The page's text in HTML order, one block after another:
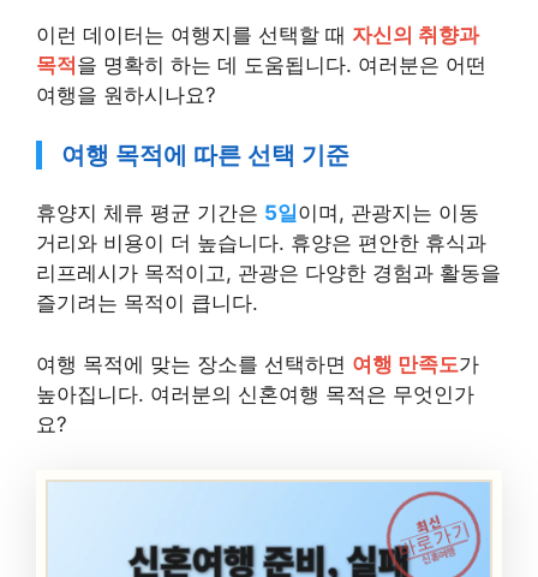
이런 데이터는 여행지를 선택할 때 자신의 취향과
목적을 명확히 하는 데 도움됩니다. 여러분은 어떤
여행을 원하시나요?
여행 목적에 따른 선택 기준
휴양지 체류 평균 기간은 5일이며, 관광지는 이동
거리와 비용이 더 높습니다. 휴양은 편안한 휴식과
리프레시가 목적이고, 관광은 다양한 경험과 활동을
즐기려는 목적이 큽니다.
여행 목적에 맞는 장소를 선택하면 여행 만족도가
높아집니다. 여러분의 신혼여행 목적은 무엇인가
요?
최신
바로가기
신혼여행